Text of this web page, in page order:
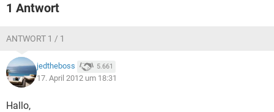
1 Antwort
ANTWORT 1 / 1
jedtheboss 5.661
17. April 2012 um 18:31
Hallo,